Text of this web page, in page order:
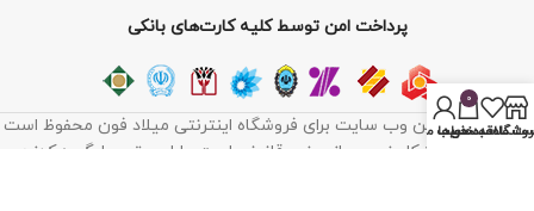
پرداخت امن توسط کلیه کارت‌های بانکی
تمامی حقوق این وب سایت برای فروشگاه اینترنتی میلاد فون محفوظ است
. کپی به هر شکل غیر مجاز و غیر قانونی است. طراحی توسط گروه کدزن.
علاقه‌مندی‌ها
0
سبد خرید
حساب من